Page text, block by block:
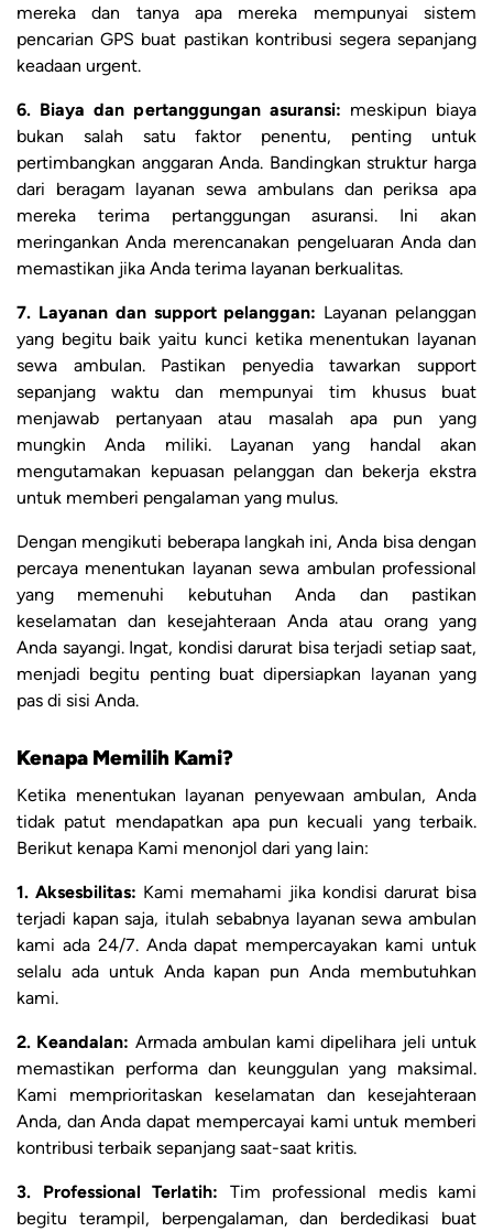
mereka dan tanya apa mereka mempunyai sistem
pencarian GPS buat pastikan kontribusi segera sepanjang
keadaan urgent.
6. Biaya dan pertanggungan asuransi: meskipun biaya
bukan salah satu faktor penentu, penting untuk
pertimbangkan anggaran Anda. Bandingkan struktur harga
dari beragam layanan sewa ambulans dan periksa apa
mereka terima pertanggungan asuransi. Ini akan
meringankan Anda merencanakan pengeluaran Anda dan
memastikan jika Anda terima layanan berkualitas.
7. Layanan dan support pelanggan: Layanan pelanggan
yang begitu baik yaitu kunci ketika menentukan layanan
sewa ambulan. Pastikan penyedia tawarkan support
sepanjang waktu dan mempunyai tim khusus buat
menjawab pertanyaan atau masalah apa pun yang
mungkin Anda miliki. Layanan yang handal akan
mengutamakan kepuasan pelanggan dan bekerja ekstra
untuk memberi pengalaman yang mulus.
Dengan mengikuti beberapa langkah ini, Anda bisa dengan
percaya menentukan layanan sewa ambulan professional
yang memenuhi kebutuhan Anda dan pastikan
keselamatan dan kesejahteraan Anda atau orang yang
Anda sayangi. Ingat, kondisi darurat bisa terjadi setiap saat,
menjadi begitu penting buat dipersiapkan layanan yang
pas di sisi Anda.
Kenapa Memilih Kami?
Ketika menentukan layanan penyewaan ambulan, Anda
tidak patut mendapatkan apa pun kecuali yang terbaik.
Berikut kenapa Kami menonjol dari yang lain:
1. Aksesbilitas: Kami memahami jika kondisi darurat bisa
terjadi kapan saja, itulah sebabnya layanan sewa ambulan
kami ada 24/7. Anda dapat mempercayakan kami untuk
selalu ada untuk Anda kapan pun Anda membutuhkan
kami.
2. Keandalan: Armada ambulan kami dipelihara jeli untuk
memastikan performa dan keunggulan yang maksimal.
Kami memprioritaskan keselamatan dan kesejahteraan
Anda, dan Anda dapat mempercayai kami untuk memberi
kontribusi terbaik sepanjang saat-saat kritis.
3. Professional Terlatih: Tim professional medis kami
begitu terampil, berpengalaman, dan berdedikasi buat